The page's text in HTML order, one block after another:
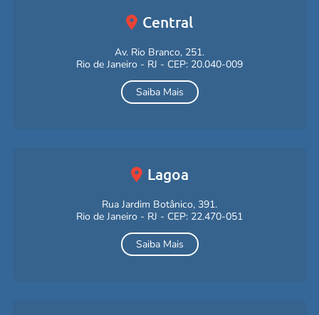
Central
Av. Rio Branco, 251.
Rio de Janeiro - RJ - CEP: 20.040-009
Saiba Mais
Lagoa
Rua Jardim Botânico, 391.
Rio de Janeiro - RJ - CEP: 22.470-051
Saiba Mais